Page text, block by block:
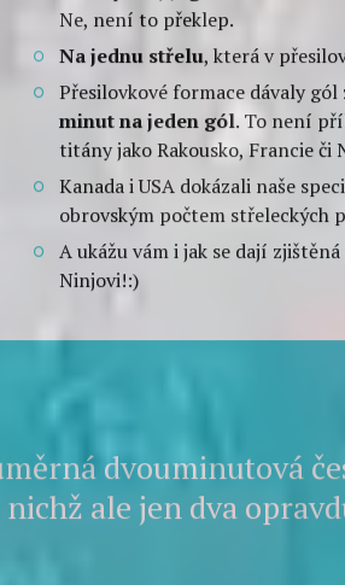
v nestandardních počtech
mišmašem čísel za přesilovky,
uniknout.
SPOILER
DOZVÍTE:
, která v
minut na jeden gól. To není
titány jako Rakousko, Francie či
Kanada i USA dokázali naše
obrovským počtem